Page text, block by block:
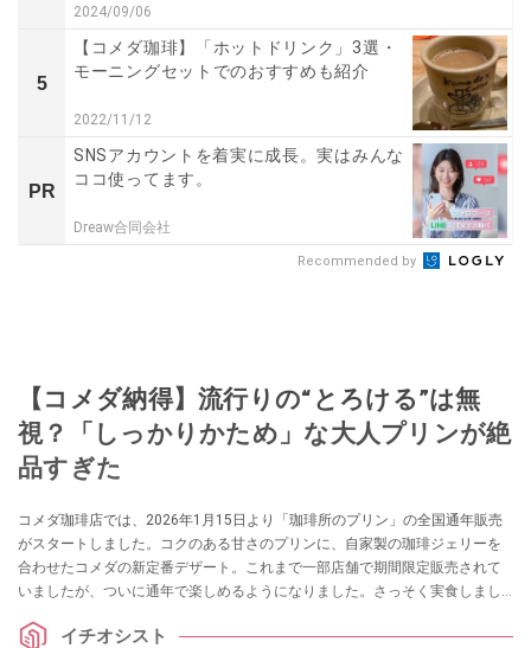
2024/09/06
5
【コメダ珈琲】「ホットドリンク」3選・
モーニングセットでのおすすめも紹介
2022/11/12
PR
SNSアカウントを着実に成長。実はみんな
ココ使ってます。
Dreaw合同会社
Recommended by
【コメダ納得】流行りの“とろける”は無
視？「しっかりかため」な大人プリンが絶
品すぎた
コメダ珈琲店では、2026年1月15日より「珈琲所のプリン」の全国通年販売
がスタートしました。コクのある甘さのプリンに、自家製の珈琲ジェリーを
合わせたコメダの新定番デザート。これまで一部店舗で期間限定販売されて
いましたが、ついに通年で楽しめるようになりました。さっそく実食しまし
イチオシスト